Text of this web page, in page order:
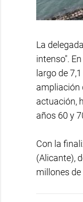
La
intenso".
largo de
ampliación
actuación,
años 60 y
Con la
(Alicante),
millones de